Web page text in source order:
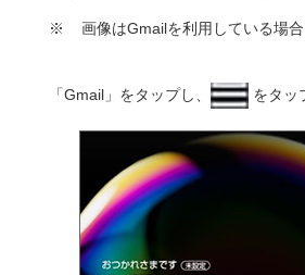
※ 画像はGmailを利用している場合
「Gmail」をタップし、 をタッ